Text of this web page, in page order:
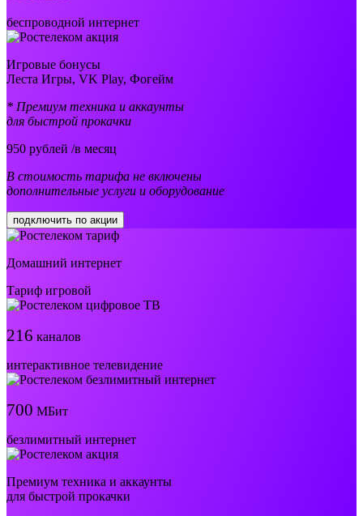
беспроводной интернет
Игровые бонусы
Леста Игры, VK Play, Фогейм
* Премиум техника и аккаунты
для быстрой прокачки
950 рублей /в месяц
В стоимость тарифа не включены
дополнительные услуги и оборудование
подключить по акции
Домашний интернет
Тариф игровой
216 каналов
интерактивное телевидение
700 МБит
безлимитный интернет
Премиум техника и аккаунты
для быстрой прокачки